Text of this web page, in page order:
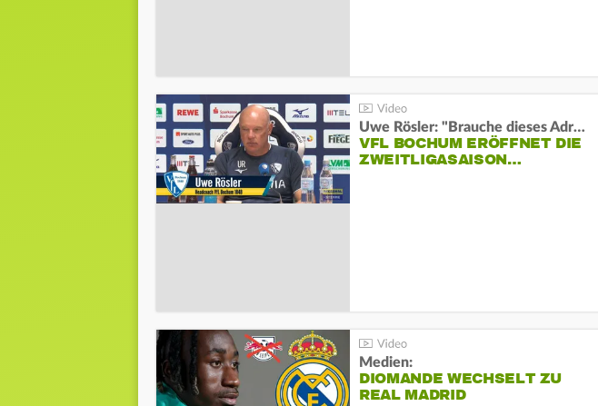
Uwe Rösler: "Brauche dieses Adrenalin"
VFL BOCHUM ERÖFFNET DIE
ZWEITLIGASAISON…
Medien:
DIOMANDE WECHSELT ZU
REAL MADRID